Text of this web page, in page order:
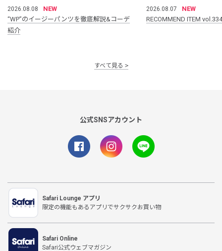
2026.08.08
NEW
“WP”のイージーパンツを徹底解説&コーデ
紹介
2026.08.07
NEW
RECOMMEND ITEM vol.334
すべて見る
公式SNSアカウント
Safari Lounge アプリ
限定の機能もあるアプリでサクサクお買い物
Safari Online
Safari公式ウェブマガジン